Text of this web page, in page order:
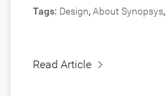
Tags: Design,About Synopsys,
Read Article